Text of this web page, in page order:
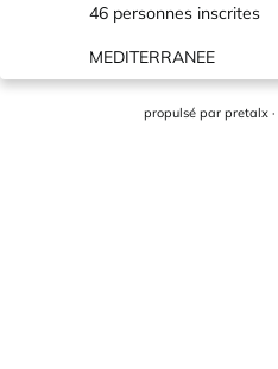
46 personnes inscrites
MEDITERRANEE
propulsé par pretalx ·